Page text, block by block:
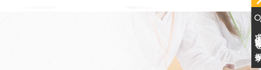
求人